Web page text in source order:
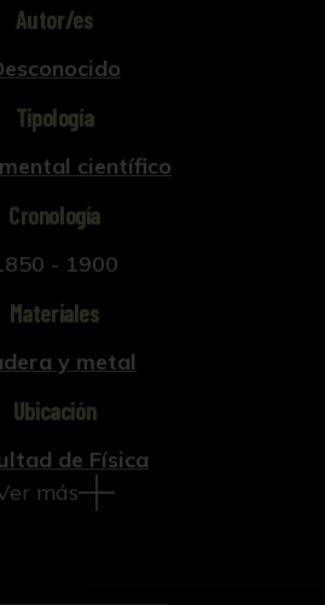
Autor/es
Tipología
científico
Cronología
- 1900
Materiales
y metal
Ubicación
de Física
más